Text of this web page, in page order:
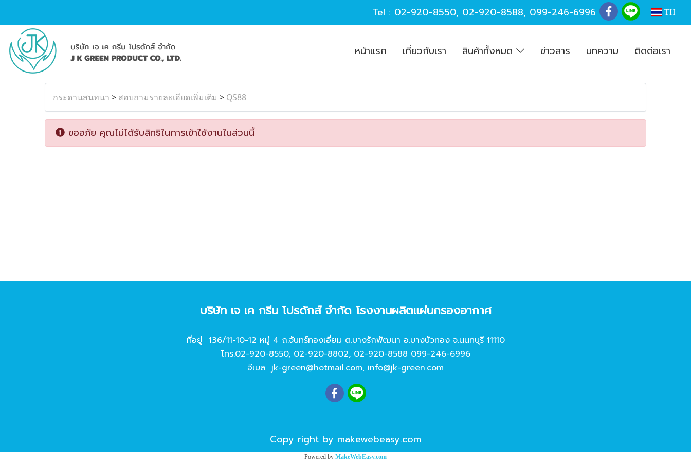
Tel : 02-920-8550, 02-920-8588, 099-246-6996 TH
หน้าแรก เกี่ยวกับเรา สินค้าทั้งหมด ข่าวสาร บทความ ติดต่อเรา
กระดานสนทนา > สอบถามรายละเอียดเพิ่มเติม > QS88
ขออภัย คุณไม่ได้รับสิทธิในการเข้าใช้งานในส่วนนี้
บริษัท เจ เค กรีน โปรดักส์ จํากัด โรงงานผลิตแผ่นกรองอากาศ
ที่อยู่ 136/11-10-12 หมู่ 4 ถ.จันทร์ทองเอี่ยม ต.บางรักพัฒนา อ.บางบัวทอง จ.นนทบุรี 11110
โทร.02-920-8550, 02-920-8802, 02-920-8588 099-246-6996
อีเมล jk-green@hotmail.com, info@jk-green.com
Copy right by makewebeasy.com
Powered by MakeWebEasy.com